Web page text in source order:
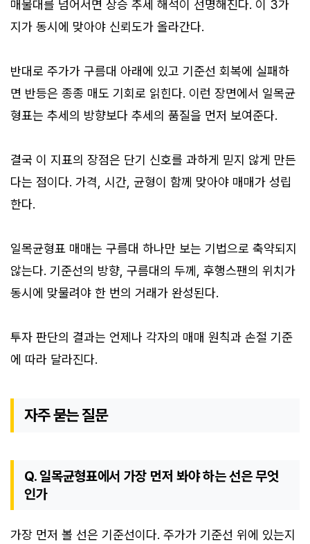
매물대를 넘어서면 상승 추세 해석이 선명해진다. 이 3가
지가 동시에 맞아야 신뢰도가 올라간다.
반대로 주가가 구름대 아래에 있고 기준선 회복에 실패하
면 반등은 종종 매도 기회로 읽힌다. 이런 장면에서 일목균
형표는 추세의 방향보다 추세의 품질을 먼저 보여준다.
결국 이 지표의 장점은 단기 신호를 과하게 믿지 않게 만든
다는 점이다. 가격, 시간, 균형이 함께 맞아야 매매가 성립
한다.
일목균형표 매매는 구름대 하나만 보는 기법으로 축약되지
않는다. 기준선의 방향, 구름대의 두께, 후행스팬의 위치가
동시에 맞물려야 한 번의 거래가 완성된다.
투자 판단의 결과는 언제나 각자의 매매 원칙과 손절 기준
에 따라 달라진다.
자주 묻는 질문
Q. 일목균형표에서 가장 먼저 봐야 하는 선은 무엇
인가
가장 먼저 볼 선은 기준선이다. 주가가 기준선 위에 있는지